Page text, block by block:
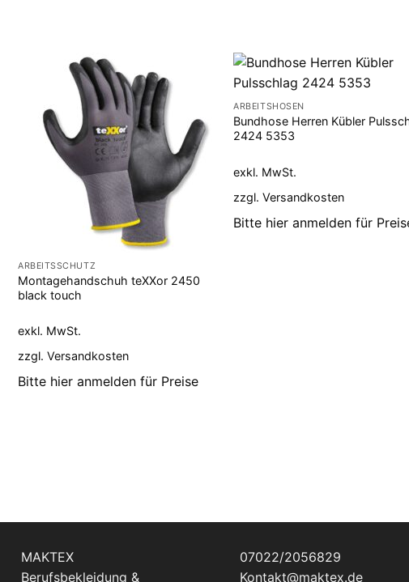
ARBEITSSCHUTZ
Montagehandschuh teXXor 2450
black touch
exkl. MwSt.
zzgl.Versandkosten
Bitte hier anmelden für Preise
ARBEITSHOSEN
Bundhose Herren Kübler
2424 5353
exkl. MwSt.
zzgl.Versandkosten
Bitte hier anmelden für
MAKTEX
Berufsbekleidung &
07022/2056829
Kontakt@maktex.de